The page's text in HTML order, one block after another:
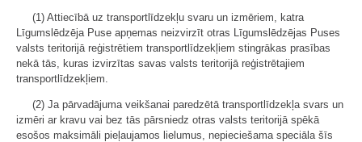
(1) Attiecībā uz transportlīdzekļu svaru un izmēriem, katra
Līgumslēdzēja Puse apņemas neizvirzīt otras Līgumslēdzējas Puses
valsts teritorijā reģistrētiem transportlīdzekļiem stingrākas prasības
nekā tās, kuras izvirzītas savas valsts teritorijā reģistrētajiem
transportlīdzekļiem.
(2) Ja pārvadājuma veikšanai paredzētā transportlīdzekļa svars un
izmēri ar kravu vai bez tās pārsniedz otras valsts teritorijā spēkā
esošos maksimāli pieļaujamos lielumus, nepieciešama speciāla šīs